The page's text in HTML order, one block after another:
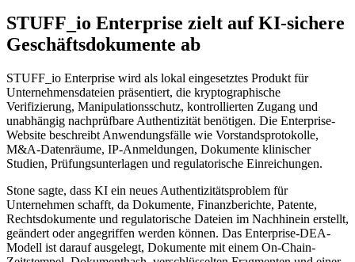
STUFF_io Enterprise zielt auf KI-sichere
Geschäftsdokumente ab
STUFF_io Enterprise wird als lokal eingesetztes Produkt für
Unternehmensdateien präsentiert, die kryptographische
Verifizierung, Manipulationsschutz, kontrollierten Zugang und
unabhängig nachprüfbare Authentizität benötigen. Die Enterprise-
Website beschreibt Anwendungsfälle wie Vorstandsprotokolle,
M&A-Datenräume, IP-Anmeldungen, Dokumente klinischer
Studien, Prüfungsunterlagen und regulatorische Einreichungen.
Stone sagte, dass KI ein neues Authentizitätsproblem für
Unternehmen schafft, da Dokumente, Finanzberichte, Patente,
Rechtsdokumente und regulatorische Dateien im Nachhinein erstellt,
geändert oder angegriffen werden können. Das Enterprise-DEA-
Modell ist darauf ausgelegt, Dokumente mit einem On-Chain-